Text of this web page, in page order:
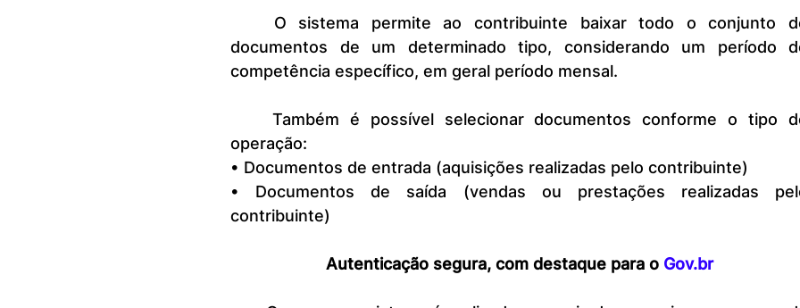
documentos de um determinado tipo, considerando um período
competência específico, em geral período mensal.
operação:
• Documentos de entrada (aquisições realizadas pelo contribuinte)
• Documentos de saída (vendas ou prestações realizadas
contribuinte)
Autenticação segura, com destaque para o Gov.br